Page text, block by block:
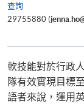
查詢
29755880 (
軟技能對於行政
隊有效實現目標
語者來說，運用